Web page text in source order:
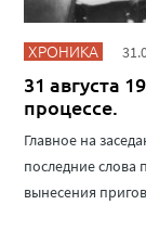
ХРОНИКА
31 августа
процессе.
Главное на
последние слова
вынесения